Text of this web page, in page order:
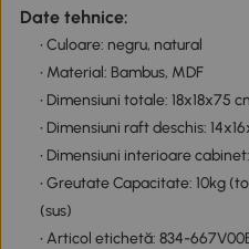
Date tehnice:
• Culoare: negru, natural
• Material: Bambus, MDF
• Dimensiuni totale: 18x18x75
• Dimensiuni raft deschis:
• Dimensiuni interioare
• Greutate Capacitate: 10kg
(sus)
• Articol etichetă: 834-